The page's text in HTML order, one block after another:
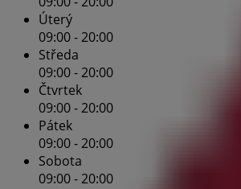
Úterý
09:00 - 20:00
Středa
09:00 - 20:00
Čtvrtek
09:00 - 20:00
Pátek
09:00 - 20:00
Sobota
09:00 - 20:00